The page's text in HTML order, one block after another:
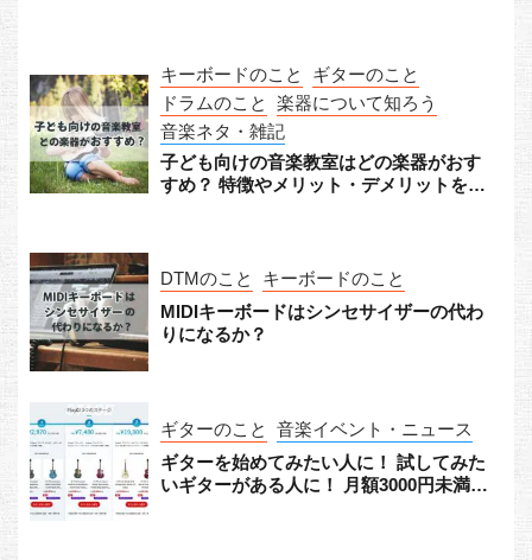
キーボードのこと
ギターのこと
ドラムのこと
楽器について知ろう
音楽ネタ・雑記
子ども向けの音楽教室はどの楽器がおす
すめ？ 特徴やメリット・デメリットをチ
DTMのこと
キーボードのこと
MIDIキーボードはシンセサイザーの代わ
りになるか？
ギターのこと
音楽イベント・ニュース
ギターを始めてみたい人に！ 試してみた
いギターがある人に！ 月額3000円未満か